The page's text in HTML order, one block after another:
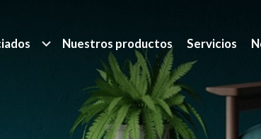
Nuestros productos Servicios